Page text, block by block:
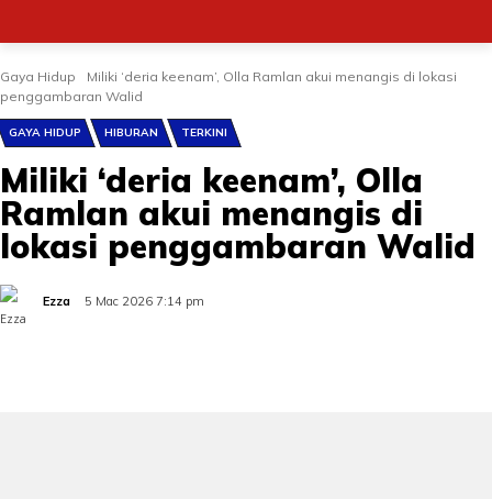
Gaya Hidup
Miliki ‘deria keenam’, Olla Ramlan akui menangis di lokasi
penggambaran Walid
GAYA HIDUP HIBURAN TERKINI
Miliki ‘deria keenam’, Olla
Ramlan akui menangis di
lokasi penggambaran Walid
Ezza 5 Mac 2026 7:14 pm